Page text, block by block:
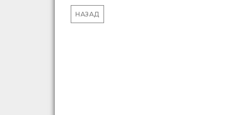
НАЗАД